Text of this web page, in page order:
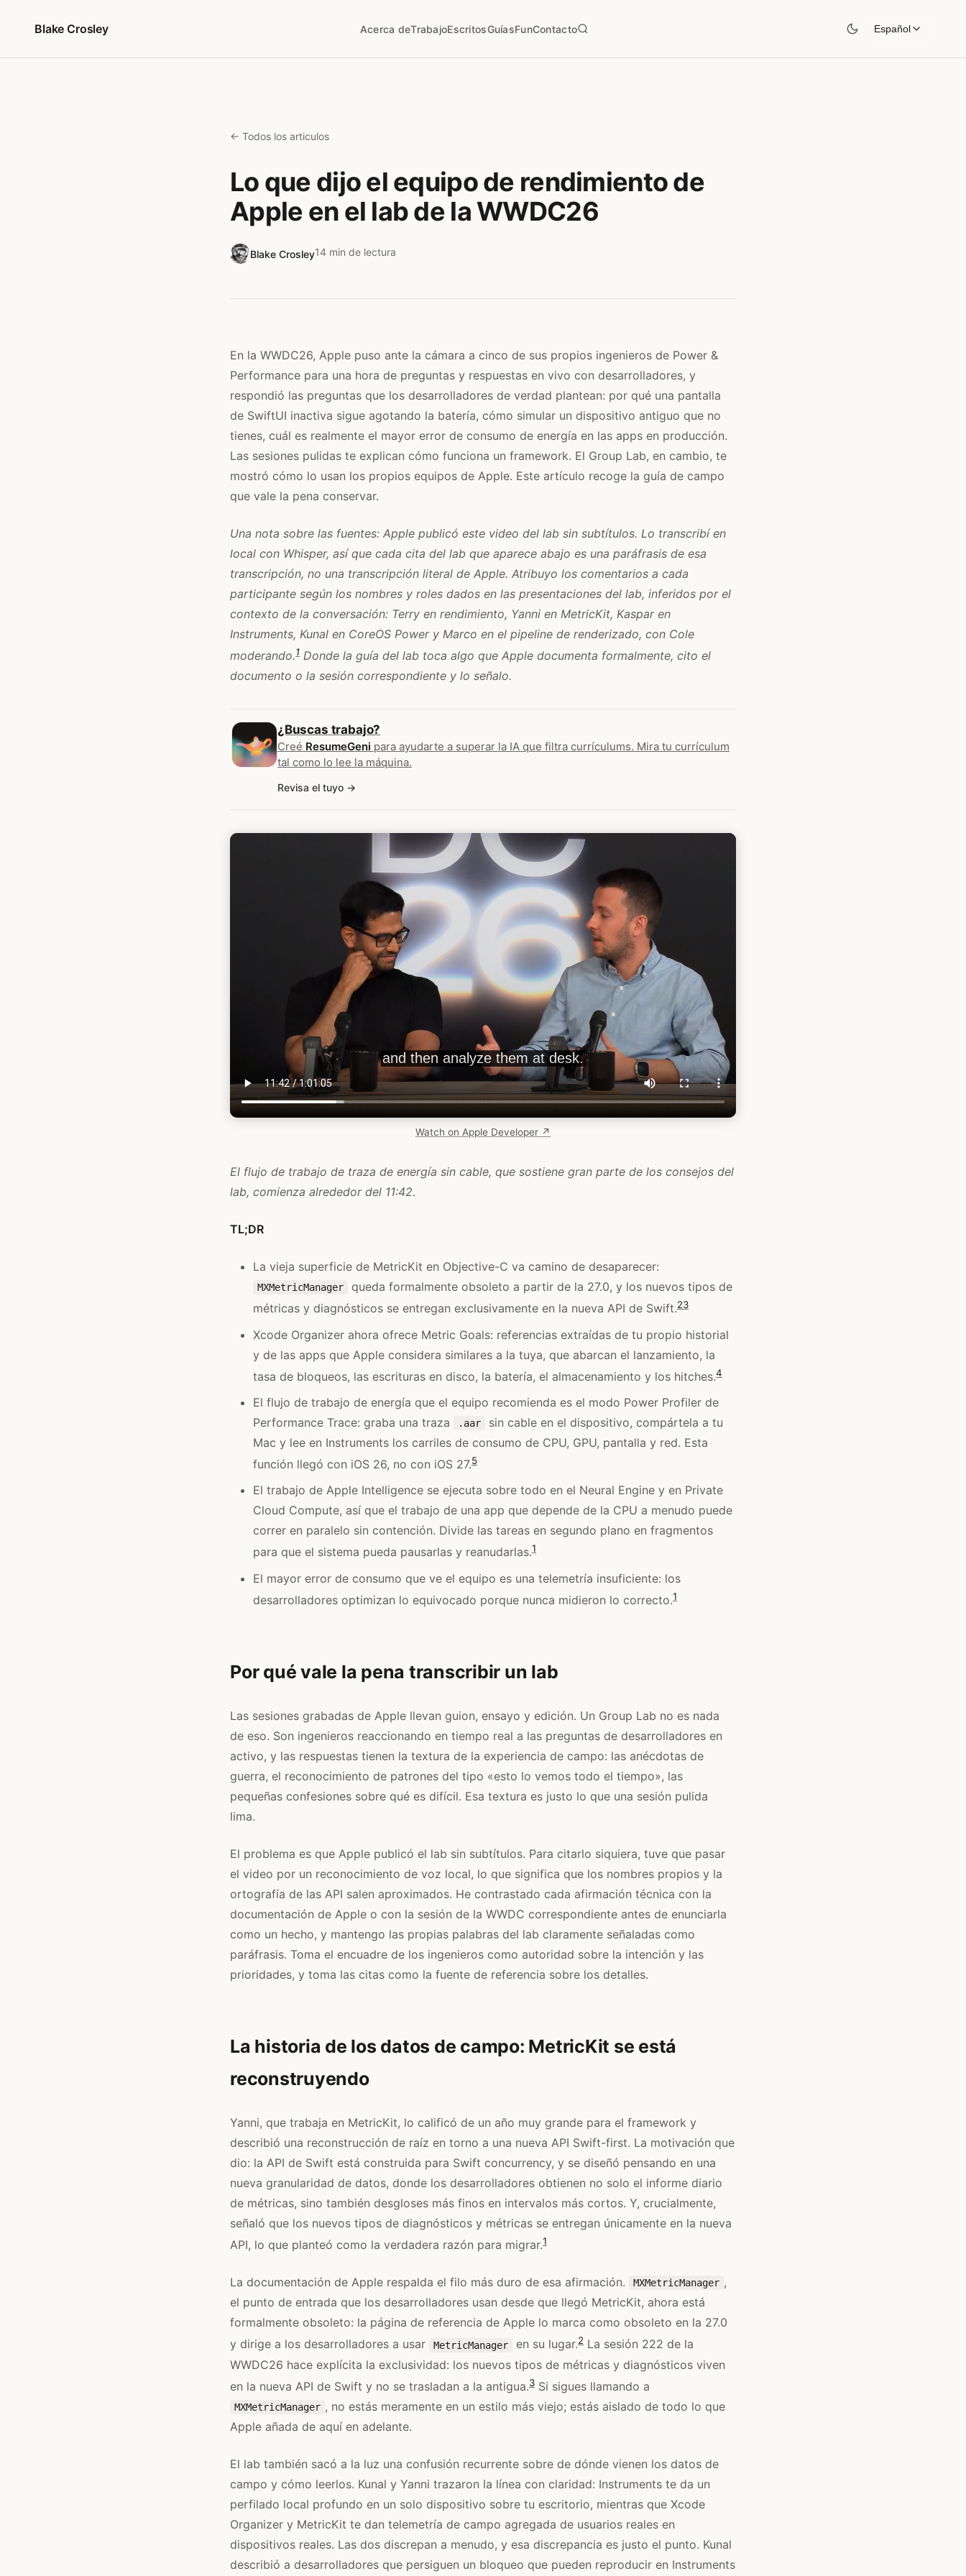
Blake Crosley
Acerca deTrabajoEscritosGuíasFunContacto Español
← Todos los articulos
Lo que dijo el equipo de rendimiento de
Apple en el lab de la WWDC26
Blake Crosley14 min de lectura
En la WWDC26, Apple puso ante la cámara a cinco de sus propios ingenieros de Power &
Performance para una hora de preguntas y respuestas en vivo con desarrolladores, y
respondió las preguntas que los desarrolladores de verdad plantean: por qué una pantalla
de SwiftUI inactiva sigue agotando la batería, cómo simular un dispositivo antiguo que no
tienes, cuál es realmente el mayor error de consumo de energía en las apps en producción.
Las sesiones pulidas te explican cómo funciona un framework. El Group Lab, en cambio, te
mostró cómo lo usan los propios equipos de Apple. Este artículo recoge la guía de campo
que vale la pena conservar.
Una nota sobre las fuentes: Apple publicó este video del lab sin subtítulos. Lo transcribí en
local con Whisper, así que cada cita del lab que aparece abajo es una paráfrasis de esa
transcripción, no una transcripción literal de Apple. Atribuyo los comentarios a cada
participante según los nombres y roles dados en las presentaciones del lab, inferidos por el
contexto de la conversación: Terry en rendimiento, Yanni en MetricKit, Kaspar en
Instruments, Kunal en CoreOS Power y Marco en el pipeline de renderizado, con Cole
moderando.1 Donde la guía del lab toca algo que Apple documenta formalmente, cito el
documento o la sesión correspondiente y lo señalo.
¿Buscas trabajo?
Creé ResumeGeni para ayudarte a superar la IA que filtra currículums. Mira tu currículum
tal como lo lee la máquina.
Revisa el tuyo
Watch on Apple Developer ↗
El flujo de trabajo de traza de energía sin cable, que sostiene gran parte de los consejos del
lab, comienza alrededor del 11:42.
TL;DR
La vieja superficie de MetricKit en Objective-C va camino de desaparecer:
MXMetricManager
queda formalmente obsoleto a partir de la 27.0, y los nuevos tipos de
métricas y diagnósticos se entregan exclusivamente en la nueva API de Swift.23
Xcode Organizer ahora ofrece Metric Goals: referencias extraídas de tu propio historial
y de las apps que Apple considera similares a la tuya, que abarcan el lanzamiento, la
tasa de bloqueos, las escrituras en disco, la batería, el almacenamiento y los hitches.4
El flujo de trabajo de energía que el equipo recomienda es el modo Power Profiler de
Performance Trace: graba una traza
.aar
sin cable en el dispositivo, compártela a tu
Mac y lee en Instruments los carriles de consumo de CPU, GPU, pantalla y red. Esta
función llegó con iOS 26, no con iOS 27.5
El trabajo de Apple Intelligence se ejecuta sobre todo en el Neural Engine y en Private
Cloud Compute, así que el trabajo de una app que depende de la CPU a menudo puede
correr en paralelo sin contención. Divide las tareas en segundo plano en fragmentos
para que el sistema pueda pausarlas y reanudarlas.1
El mayor error de consumo que ve el equipo es una telemetría insuficiente: los
desarrolladores optimizan lo equivocado porque nunca midieron lo correcto.1
Por qué vale la pena transcribir un lab
Las sesiones grabadas de Apple llevan guion, ensayo y edición. Un Group Lab no es nada
de eso. Son ingenieros reaccionando en tiempo real a las preguntas de desarrolladores en
activo, y las respuestas tienen la textura de la experiencia de campo: las anécdotas de
guerra, el reconocimiento de patrones del tipo «esto lo vemos todo el tiempo», las
pequeñas confesiones sobre qué es difícil. Esa textura es justo lo que una sesión pulida
lima.
El problema es que Apple publicó el lab sin subtítulos. Para citarlo siquiera, tuve que pasar
el video por un reconocimiento de voz local, lo que significa que los nombres propios y la
ortografía de las API salen aproximados. He contrastado cada afirmación técnica con la
documentación de Apple o con la sesión de la WWDC correspondiente antes de enunciarla
como un hecho, y mantengo las propias palabras del lab claramente señaladas como
paráfrasis. Toma el encuadre de los ingenieros como autoridad sobre la intención y las
prioridades, y toma las citas como la fuente de referencia sobre los detalles.
La historia de los datos de campo: MetricKit se está
reconstruyendo
Yanni, que trabaja en MetricKit, lo calificó de un año muy grande para el framework y
describió una reconstrucción de raíz en torno a una nueva API Swift-first. La motivación que
dio: la API de Swift está construida para Swift concurrency, y se diseñó pensando en una
nueva granularidad de datos, donde los desarrolladores obtienen no solo el informe diario
de métricas, sino también desgloses más finos en intervalos más cortos. Y, crucialmente,
señaló que los nuevos tipos de diagnósticos y métricas se entregan únicamente en la nueva
API, lo que planteó como la verdadera razón para migrar.1
La documentación de Apple respalda el filo más duro de esa afirmación. MXMetricManager ,
el punto de entrada que los desarrolladores usan desde que llegó MetricKit, ahora está
formalmente obsoleto: la página de referencia de Apple lo marca como obsoleto en la 27.0
y dirige a los desarrolladores a usar
MetricManager en su lugar.2 La sesión 222 de la
WWDC26 hace explícita la exclusividad: los nuevos tipos de métricas y diagnósticos viven
en la nueva API de Swift y no se trasladan a la antigua.3 Si sigues llamando a
MXMetricManager , no estás meramente en un estilo más viejo; estás aislado de todo lo que
Apple añada de aquí en adelante.
El lab también sacó a la luz una confusión recurrente sobre de dónde vienen los datos de
campo y cómo leerlos. Kunal y Yanni trazaron la línea con claridad: Instruments te da un
perfilado local profundo en un solo dispositivo sobre tu escritorio, mientras que Xcode
Organizer y MetricKit te dan telemetría de campo agregada de usuarios reales en
dispositivos reales. Las dos discrepan a menudo, y esa discrepancia es justo el punto. Kunal
describió a desarrolladores que persiguen un bloqueo que pueden reproducir en Instruments